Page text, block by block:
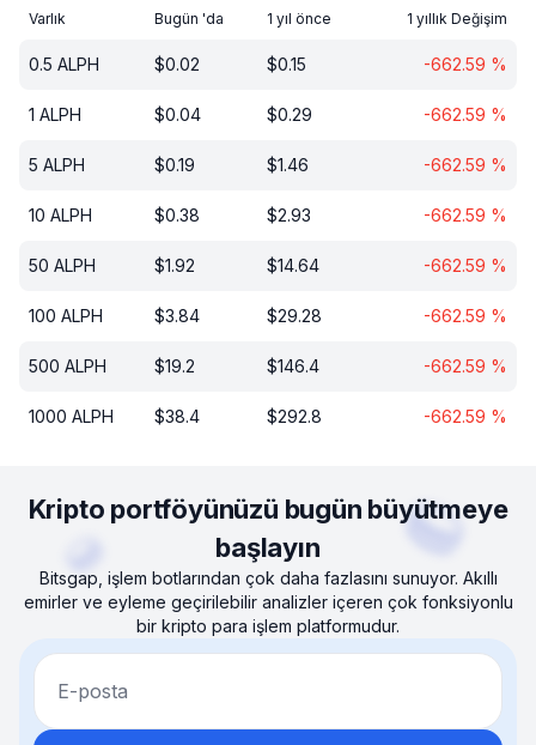
Varlık Bugün 'da 1 yıl önce 1 yıllık Değişim
0.5 ALPH $0.02 $0.15 -662.59 %
1 ALPH $0.04 $0.29 -662.59 %
5 ALPH $0.19 $1.46 -662.59 %
10 ALPH $0.38 $2.93 -662.59 %
50 ALPH $1.92 $14.64 -662.59 %
100 ALPH $3.84 $29.28 -662.59 %
500 ALPH $19.2 $146.4 -662.59 %
1000 ALPH $38.4 $292.8 -662.59 %
Kripto portföyünüzü bugün büyütmeye
başlayın
Bitsgap, işlem botlarından çok daha fazlasını sunuyor. Akıllı
emirler ve eyleme geçirilebilir analizler içeren çok fonksiyonlu
bir kripto para işlem platformudur.
E-posta